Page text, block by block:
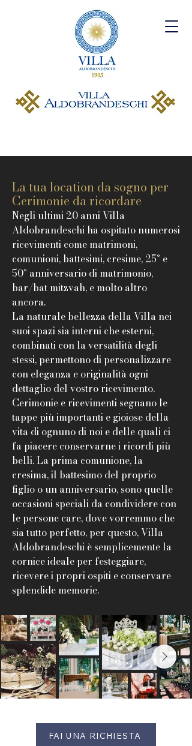
La tua location da sogno per
Cerimonie da ricordare
Negli ultimi 20 anni Villa
Aldobrandeschi ha ospitato numerosi
ricevimenti come matrimoni,
comunioni, battesimi, cresime, 25° e
50° anniversario di matrimonio,
bar/bat mitzvah, e molto altro
ancora.
La naturale bellezza della Villa nei
suoi spazi sia interni che esterni,
combinati con la versatilità degli
stessi, permettono di personalizzare
con eleganza e originalità ogni
dettaglio del vostro ricevimento.
Cerimonie e ricevimenti segnano le
tappe più importanti e gioiose della
vita di ognuno di noi e delle quali ci
fa piacere conservarne i ricordi più
belli. La prima comunione, la
cresima, il battesimo del proprio
figlio o un anniversario, sono quelle
occasioni speciali da condividere con
le persone care, dove vorremmo che
sia tutto perfetto, per questo, Villa
Aldobrandeschi è semplicemente la
cornice ideale per festeggiare,
ricevere i propri ospiti e conservare
splendide memorie.
FAI UNA RICHIESTA